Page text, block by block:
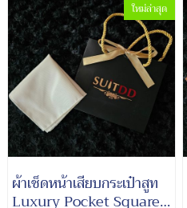
ใหม่ล่าสุด
ผ้าเช็ดหน้าเสียบกระเป๋าสูท
Luxury Pocket Square